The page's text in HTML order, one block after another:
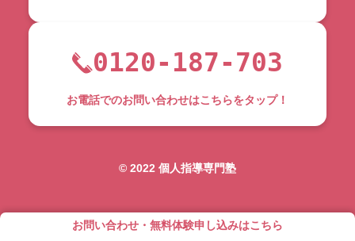
お問い合わせ・無料体験申し込みはこちら
0120-187-703
お電話でのお問い合わせはこちらをタップ！
©︎ 2022 個人指導専門塾